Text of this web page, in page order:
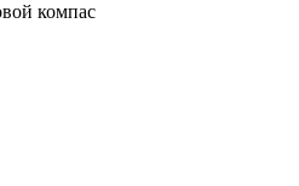
компас